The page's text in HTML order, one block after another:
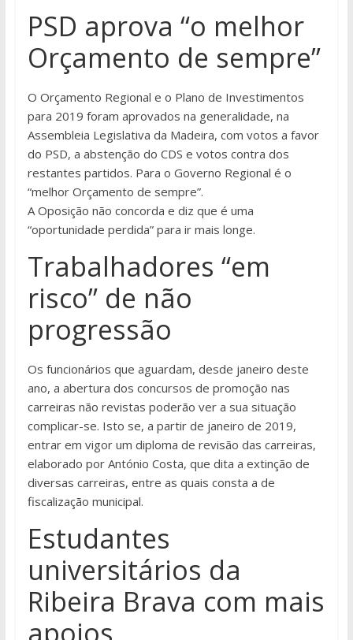
PSD aprova “o melhor
Orçamento de sempre”
O Orçamento Regional e o Plano de Investimentos
para 2019 foram aprovados na generalidade, na
Assembleia Legislativa da Madeira, com votos a favor
do PSD, a abstenção do CDS e votos contra dos
restantes partidos. Para o Governo Regional é o
“melhor Orçamento de sempre”.
A Oposição não concorda e diz que é uma
“oportunidade perdida” para ir mais longe.
Trabalhadores “em
risco” de não
progressão
Os funcionários que aguardam, desde janeiro deste
ano, a abertura dos concursos de promoção nas
carreiras não revistas poderão ver a sua situação
complicar-se. Isto se, a partir de janeiro de 2019,
entrar em vigor um diploma de revisão das carreiras,
elaborado por António Costa, que dita a extinção de
diversas carreiras, entre as quais consta a de
fiscalização municipal.
Estudantes
universitários da
Ribeira Brava com mais